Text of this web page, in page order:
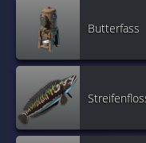
Butterfass